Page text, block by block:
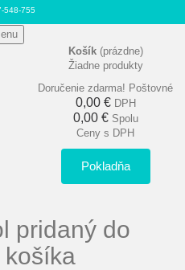
548-755
Košík (prázdne)
Žiadne produkty
Doručenie zdarma! Poštovné
0,00 € DPH
0,00 € Spolu
Ceny s DPH
Pokladňa
pridaný do